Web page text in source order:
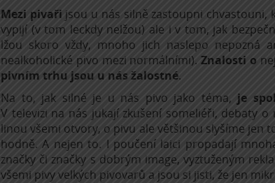
Mezi pivaři jsou u nás silně zastoupni
vypijí (v tom leckdy nelžou) ale i v tom, jak
lžou skoro vždy, mnoho jich naslepo nepozná
nealkoholické pivo mezi normálními).Znalosti o
pivním trhu jsou u nás žalostné.
Na to, jak silné je u nás pivo jako téma, je
V televizi na nás jukají zkušení someliéři, debaty
linou všemi otvory, o pivu ale většinou slyšíme jen
hodně. A nejen to. I poučení laici propadají
značky či značky s dobrým image, vyztuženým
všemi pivy velkých pivovarů a jsou si jisti, že jen